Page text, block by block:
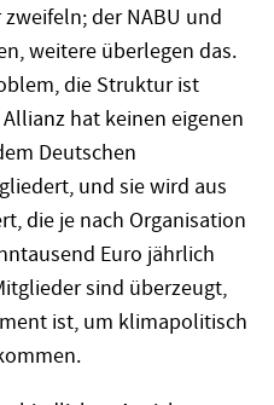
der NABU und
weitere überlegen das.
die Struktur ist
hat keinen eigenen
Deutschen
und sie wird aus
die je nach Organisation
Euro jährlich
sind überzeugt,
ist, um klimapolitisch